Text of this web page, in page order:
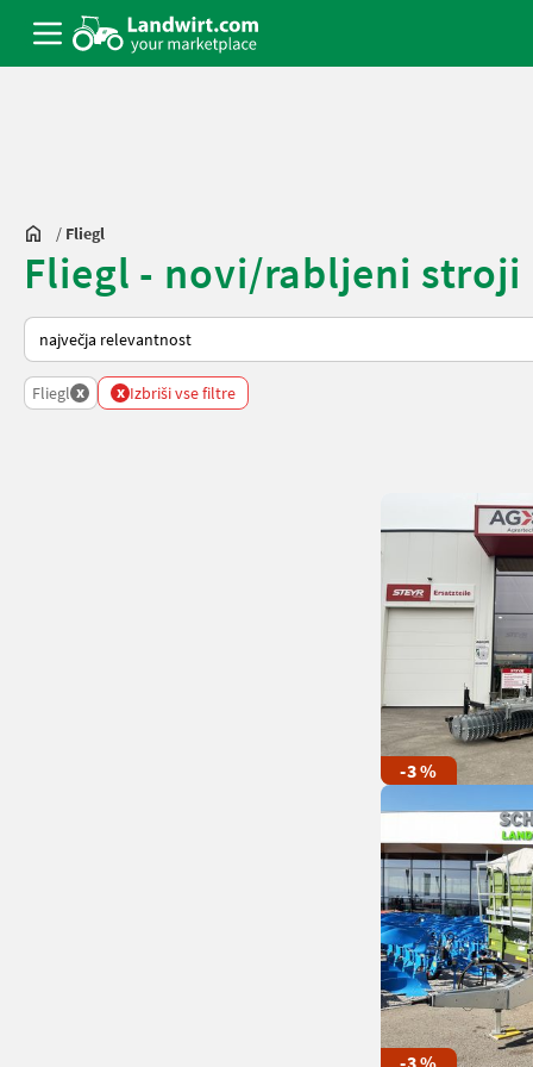
/ Fliegl
Fliegl - novi/rabljeni
Tako je razvrščeno na Landwirt.com
Fliegl x x Izbriši vse filtre
-3 %
-3 %